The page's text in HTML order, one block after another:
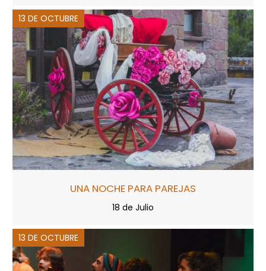
13 DE OCTUBRE
UNA NOCHE PARA PAREJAS
18 de Julio
13 DE OCTUBRE